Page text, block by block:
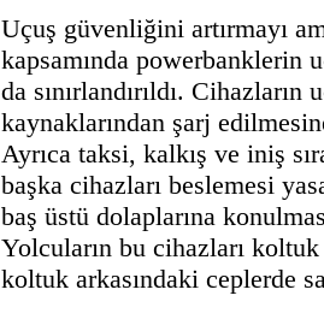
Uçuş güvenliğini artırmayı
kapsamında powerbanklerin
da sınırlandırıldı.
kaynaklarından şarj
Ayrıca taksi, kalkış ve iniş
başka cihazları beslemesi
baş üstü dolaplarına
Yolcuların bu cihazları
koltuk arkasındaki ceplerde